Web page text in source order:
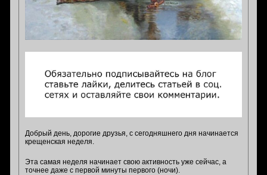
Добрый день, дорогие друзья, с сегодняшнего дня начинается
крещенская неделя.
Эта самая неделя начинает свою активность уже сейчас, а
точнее даже с первой минуты первого (ночи).